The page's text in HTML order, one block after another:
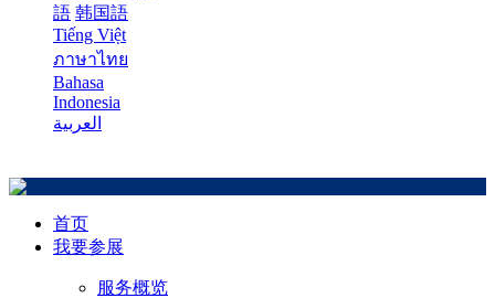
語 韩国語
Tiếng Việt
ภาษาไทย
Bahasa
Indonesia
العربية
首页
我要参展
服务概览